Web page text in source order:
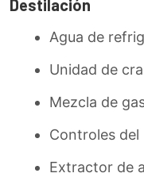
Destilación
Agua de
Unidad de
Mezcla de
Controles del
Extractor de